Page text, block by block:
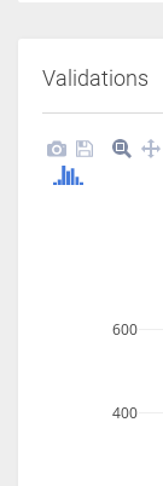
Validations
400
600